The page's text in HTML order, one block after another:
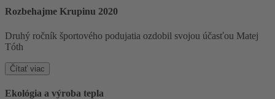
Rozbehajme Krupinu 2020
Druhý ročník športového podujatia ozdobil svojou účasťou Matej
Tóth
Čítať viac
Ekológia a výroba tepla